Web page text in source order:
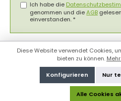
Ich habe die
genommen und dieAGB
einverstanden. *
Diese Website verwendet Cookies,
bieten zu können.
Nur
Konfigurieren
Alle Cookies